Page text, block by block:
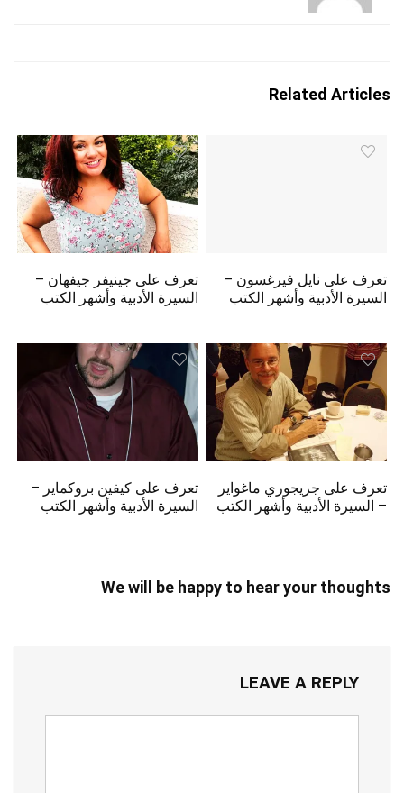
Related Articles
تعرف على نايل فيرغسون –
السيرة الأدبية وأشهر الكتب
تعرف على جينيفر جيفهان –
السيرة الأدبية وأشهر الكتب
تعرف على جريجوري ماغواير
– السيرة الأدبية وأشهر الكتب
تعرف على كيفين بروكماير –
السيرة الأدبية وأشهر الكتب
We will be happy to hear your thoughts
LEAVE A REPLY